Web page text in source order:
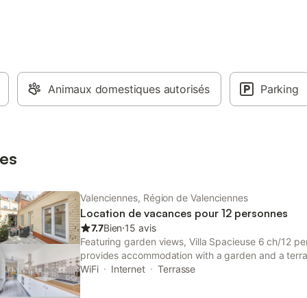
Animaux domestiques autorisés Parking
Valenciennes, Région de Valenciennes
Location de vacances pour 12 personnes
7.7Bien⋅15 avis
Featuring garden views, Villa Spacieuse 6 ch/12
provides accommodation with a garden and a
Matisse Museum. Guests staying at this villa have
WiFi Internet Terrasse